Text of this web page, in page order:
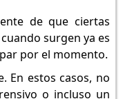
de que ciertas
surgen ya es
por el momento.
En estos casos, no
o incluso un